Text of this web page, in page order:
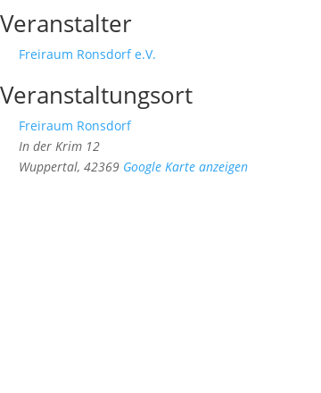
Veranstalter
Freiraum Ronsdorf e.V.
Veranstaltungsort
Freiraum Ronsdorf
In der Krim 12
Wuppertal, 42369 Google Karte anzeigen